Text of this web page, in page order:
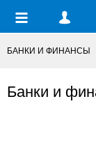
БАНКИ И ФИНАНСЫ
Банки и